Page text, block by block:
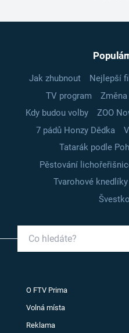
Jak zhubnout Nejlepší
TV program
Kdy budou volby
ZOO
7 pádů Honzy Dědka
Tatarák podle
Pěstování
Tvarohové knedlíky
O FTV Prima
Volná místa
Reklama